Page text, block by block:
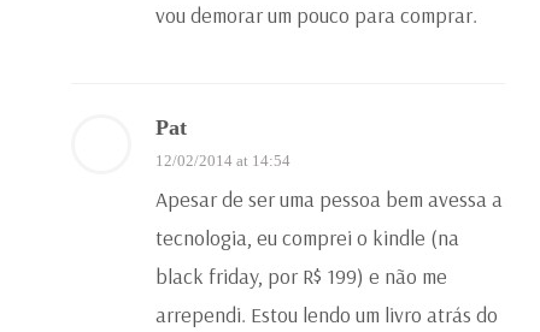
vou demorar um pouco para comprar.
Pat
12/02/2014 at 14:54
Apesar de ser uma pessoa bem avessa a
tecnologia, eu comprei o kindle (na
black friday, por R$ 199) e não me
arrependi. Estou lendo um livro atrás do